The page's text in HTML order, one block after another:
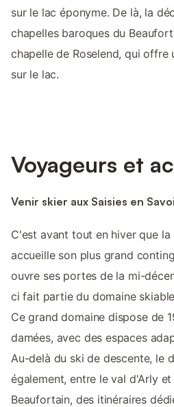
sur le lac éponyme. De là, la
chapelles baroques du
chapelle de Roselend, qui offre
sur le lac.
Voyageurs et
Venir skier aux Saisies en
C'est avant tout en hiver que la
accueille son plus grand
ouvre ses portes de la mi-
ci fait partie du domaine
Ce grand domaine dispose de
damées, avec des espaces
Au-delà du ski de descente, le
également, entre le val d'Arly
Beaufortain, des itinéraires